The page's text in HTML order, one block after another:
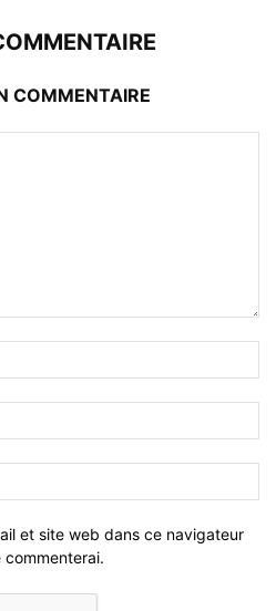
COMMENTAIRE
et site web dans ce navigateur